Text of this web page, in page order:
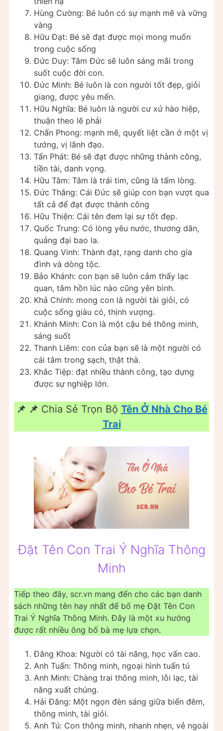
Hùng Cường: Bé luôn có sự mạnh mẽ và vững
vàng
Hữu Đạt: Bé sẽ đạt được mọi mong muốn
trong cuộc sống
Đức Duy: Tâm Đức sẽ luôn sáng mãi trong
suốt cuộc đời con.
Đức Minh: Bé luôn là con người tốt đẹp, giỏi
giang, được yêu mến.
Hữu Nghĩa: Bé luôn là người cư xử hào hiệp,
thuận theo lẽ phải
Chấn Phong: mạnh mẽ, quyết liệt cần ở một vị
tướng, vị lãnh đạo.
Tấn Phát: Bé sẽ đạt được những thành công,
tiền tài, danh vọng.
Hữu Tâm: Tâm là trái tim, cũng là tấm lòng.
Đức Thắng: Cái Đức sẽ giúp con bạn vượt qua
tất cả để đạt được thành công
Hữu Thiện: Cái tên đem lại sự tốt đẹp.
Quốc Trung: Có lòng yêu nước, thương dân,
quảng đại bao la.
Quang Vinh: Thành đạt, rạng danh cho gia
đình và dòng tộc.
Bảo Khánh: con bạn sẽ luôn cảm thấy lạc
quan, tâm hồn lúc nào cũng yên bình.
Khả Chính: mong con là người tài giỏi, có
cuộc sống giàu có, thịnh vượng.
Khánh Minh: Con là một cậu bé thông minh,
sáng suốt
Thanh Liêm: con của bạn sẽ là một người có
cái tâm trong sạch, thật thà.
Khắc Tiệp: đạt nhiều thành công, tạo dựng
được sự nghiệp lớn.
📌 📌 Chia Sẻ Trọn Bộ Tên Ở Nhà Cho Bé
Trai
Đặt Tên Con Trai Ý Nghĩa Thông
Minh
Tiếp theo đây, scr.vn mang đến cho các bạn danh
sách những tên hay nhất để bố mẹ Đặt Tên Con
Trai Ý Nghĩa Thông Minh. Đây là một xu hướng
được rất nhiều ông bố bà mẹ lựa chọn.
Đăng Khoa: Người có tài năng, học vấn cao.
Anh Tuấn: Thông minh, ngoại hình tuấn tú
Anh Minh: Chàng trai thông minh, lỗi lạc, tài
năng xuất chúng.
Hải Đăng: Một ngọn đèn sáng giữa biển đêm,
thông minh, tài giỏi.
Anh Tú: Con thông minh, nhanh nhẹn, vẻ ngoài